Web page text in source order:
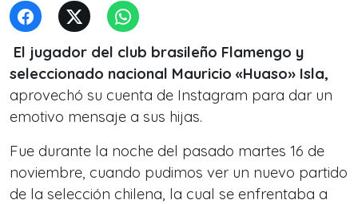
El jugador del club brasileño Flamengo y
seleccionado nacional Mauricio «Huaso» Isla,
aprovechó su cuenta de Instagram para dar un
emotivo mensaje a sus hijas.
Fue durante la noche del pasado martes 16 de
noviembre, cuando pudimos ver un nuevo partido
de la selección chilena, la cual se enfrentaba a